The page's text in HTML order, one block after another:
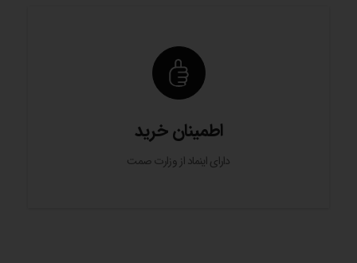
اطمینان خرید
دارای اینماد از وزارت صمت